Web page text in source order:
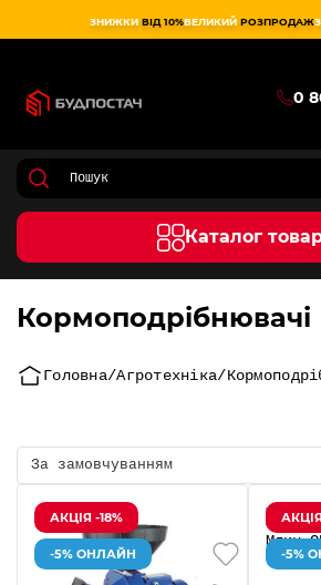
ЗНИЖКИ ВІД 10%ВЕЛИКИЙ РОЗПРОДАЖ
0
Каталог
Кормоподрібнювачі
Головна Агротехніка
АКЦІЯ -18%
-5% ОНЛАЙН -5%